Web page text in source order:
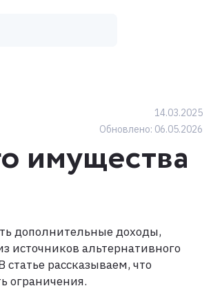
14.03.2025
Обновлено: 06.05.2026
имущества
дополнительные доходы,
источников альтернативного
рассказываем, что
ограничения.